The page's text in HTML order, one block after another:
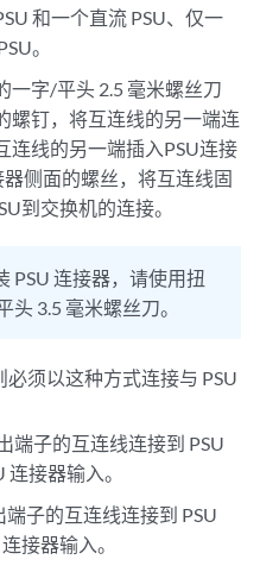
和一个直流 PSU、仅一
。
一字/平头 2.5 毫米螺丝刀
螺钉，将互连线的另一端连
连线的另一端插入PSU连接
侧面的螺丝，将互连线固
到交换机的连接。
PSU 连接器，请使用扭
头 3.5 毫米螺丝刀。
须以这种方式连接与 PSU
端子的互连线连接到 PSU
连接器输入。
子的互连线连接到 PSU
接器输入。